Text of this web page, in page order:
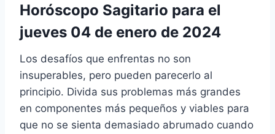
Horóscopo Sagitario para el
jueves 04 de enero de 2024
Los desafíos que enfrentas no son
insuperables, pero pueden parecerlo al
principio. Divida sus problemas más grandes
en componentes más pequeños y viables para
que no se sienta demasiado abrumado cuando